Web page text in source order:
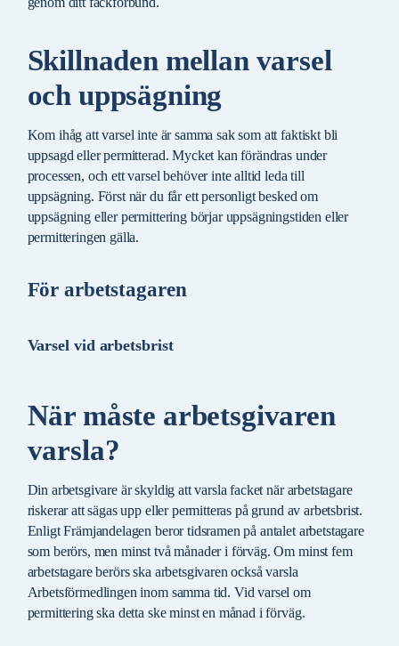
Skillnaden mellan varsel
och uppsägning
Kom ihåg att varsel inte är samma sak som att faktiskt bli
uppsagd eller permitterad. Mycket kan förändras under
processen, och ett varsel behöver inte alltid leda till
uppsägning. Först när du får ett personligt besked om
uppsägning eller permittering börjar uppsägningstiden eller
permitteringen gälla.
För arbetstagaren
Varsel vid arbetsbrist
När måste arbetsgivaren
varsla?
Din arbetsgivare är skyldig att varsla facket när arbetstagare
riskerar att sägas upp eller permitteras på grund av arbetsbrist.
Enligt Främjandelagen beror tidsramen på antalet arbetstagare
som berörs, men minst två månader i förväg. Om minst fem
arbetstagare berörs ska arbetsgivaren också varsla
Arbetsförmedlingen inom samma tid. Vid varsel om
permittering ska detta ske minst en månad i förväg.